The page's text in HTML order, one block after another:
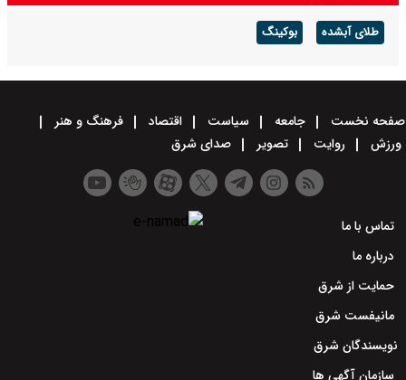
طلای آبشده بوکینگ
صفحه نخست جامعه سیاست اقتصاد
فرهنگ و هنر
ورزش
روایت تصویر صدای شرق
تماس با ما
درباره ما
حمایت از شرق
مانیفست شرق
نویسندگان شرق
سازمان آگهی ها